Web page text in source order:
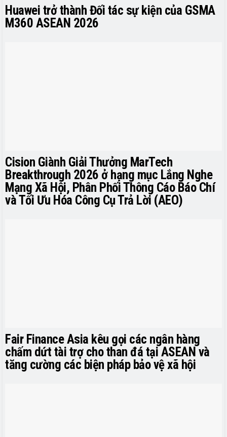
Huawei trở thành Đối tác sự kiện của GSMA
M360 ASEAN 2026
Cision Giành Giải Thưởng MarTech
Breakthrough 2026 ở hạng mục Lắng Nghe
Mạng Xã Hội, Phân Phối Thông Cáo Báo Chí
và Tối Ưu Hóa Công Cụ Trả Lời (AEO)
Fair Finance Asia kêu gọi các ngân hàng
chấm dứt tài trợ cho than đá tại ASEAN và
tăng cường các biện pháp bảo vệ xã hội